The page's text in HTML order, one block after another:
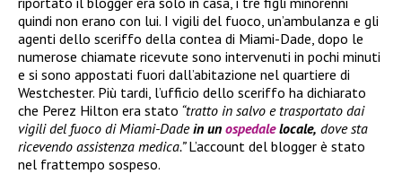
quindi non erano con lui. I vigili del fuoco, un’ambulanza e gli
agenti dello sceriffo della contea di Miami-Dade, dopo le
numerose chiamate ricevute sono intervenuti in pochi minuti
e si sono appostati fuori dall’abitazione nel quartiere di
Westchester. Più tardi, l’ufficio dello sceriffo ha dichiarato
che Perez Hilton era stato “tratto in salvo e trasportato dai
vigili del fuoco di Miami-Dadein un ospedalelocale, dove sta
ricevendo assistenza medica.”L’account del blogger è stato
nel frattempo sospeso.